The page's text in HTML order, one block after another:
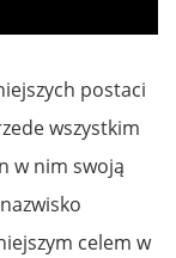
postaci
wszystkim
w nim swoją
celem w